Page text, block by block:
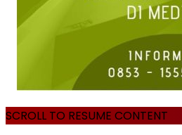
SCROLL TO RESUME CONTENT